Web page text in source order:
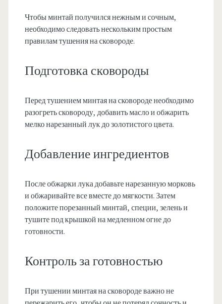
Чтобы минтай получился нежным и сочным,
необходимо следовать нескольким простым
правилам тушения на сковороде.
Подготовка сковороды
Перед тушением минтая на сковороде необходимо
разогреть сковороду, добавить масло и обжарить
мелко нарезанный лук до золотистого цвета.
Добавление ингредиентов
После обжарки лука добавьте нарезанную морковь
и обжаривайте все вместе до мягкости. Затем
положите порезанный минтай, специи, зелень и
тушите под крышкой на медленном огне до
готовности.
Контроль за готовностью
При тушении минтая на сковороде важно не